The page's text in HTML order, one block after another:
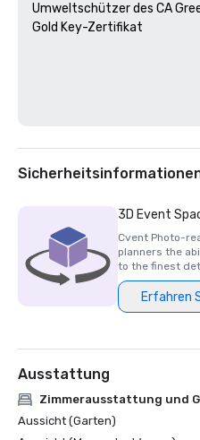
Umweltschützer des CA
Gold Key-Zertifikat
3D Event
Cvent Photo-
planners the
to the finest
Erfahren
Ausstattung
Zimmerausstattung und
Aussicht (Garten)